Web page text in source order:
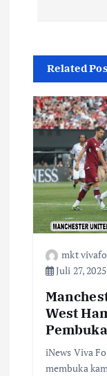
p
o
s
Related
mkt
Juli 27, 2025
West
iNews Viva
membuka